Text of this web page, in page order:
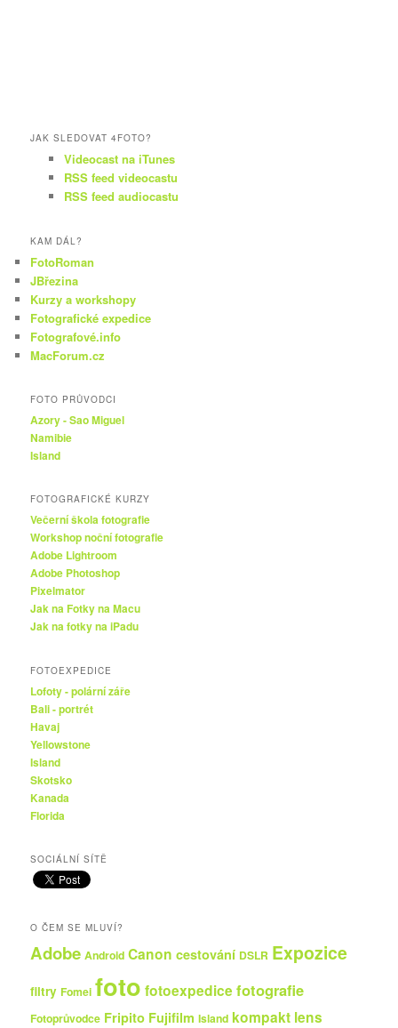
JAK SLEDOVAT 4FOTO?
Videocast na iTunes
RSS feed videocastu
RSS feed audiocastu
KAM DÁL?
FotoRoman
JBřezina
Kurzy a workshopy
Fotografické expedice
Fotografové.info
MacForum.cz
FOTO PRŮVODCI
Azory - Sao Miguel
Namibie
Island
FOTOGRAFICKÉ KURZY
Večerní škola fotografie
Workshop noční fotografie
Adobe Lightroom
Adobe Photoshop
Pixelmator
Jak na Fotky na Macu
Jak na fotky na iPadu
FOTOEXPEDICE
Lofoty - polární záře
Bali - portrét
Havaj
Yellowstone
Island
Skotsko
Kanada
Florida
SOCIÁLNÍ SÍTĚ
O ČEM SE MLUVÍ?
Adobe Android Canon cestování DSLR Expozice
filtry Fomei foto fotoexpedice fotografie
Fotoprůvodce Fripito Fujifilm Island kompakt lens